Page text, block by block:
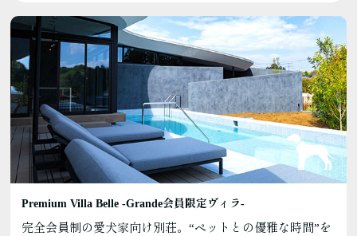
Premium Villa Belle ‐Grande会員限定ヴィラ‐
完全会員制の愛犬家向け別荘。“ペットとの優雅な時間”を